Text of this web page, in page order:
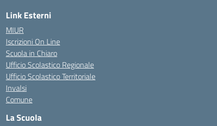
Link Esterni
MIUR
Iscrizioni On Line
Scuola in Chiaro
Ufficio Scolastico Regionale
Ufficio Scolastico Territoriale
Invalsi
Comune
La Scuola